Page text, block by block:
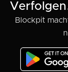
Blockpit